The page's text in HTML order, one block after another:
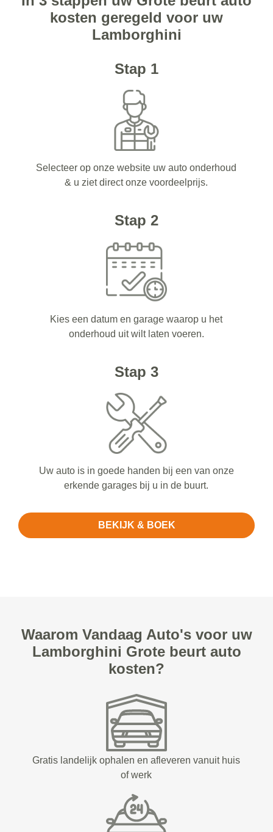
kosten geregeld voor uw
Lamborghini
Stap 1
Selecteer op onze website uw auto onderhoud
& u ziet direct onze voordeelprijs.
Stap 2
Kies een datum en garage waarop u het
onderhoud uit wilt laten voeren.
Stap 3
Uw auto is in goede handen bij een van onze
erkende garages bij u in de buurt.
BEKIJK & BOEK
Waarom Vandaag Auto's voor uw
Lamborghini Grote beurt auto
kosten?
Gratis landelijk ophalen en afleveren vanuit huis
of werk